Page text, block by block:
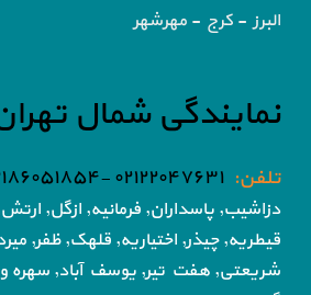
البرز - کرج - مهرشهر
نمایندگی شمال
تلفن: ۰۲۱۲۲۰۴۷۶۳۱ -۰۲۱۸۶۰۵۱۸۵۴
دزاشیب, پاسداران, فرمانیه, ازگل,
قیطریه, چیذر, اختیاریه, قلهک, ظفر,
شریعتی, هفت تیر, یوسف آباد, سهره